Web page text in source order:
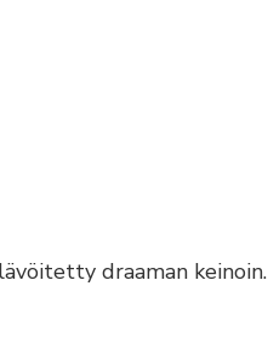
draaman keinoin.